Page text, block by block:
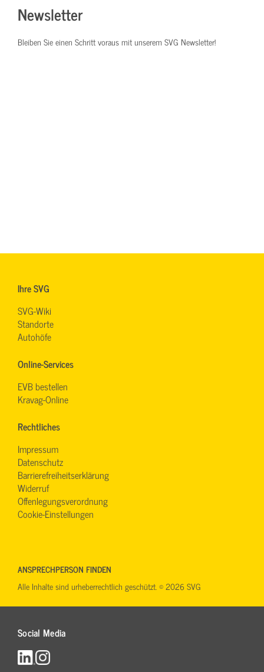
Newsletter
Bleiben Sie einen Schritt voraus mit unserem SVG Newsletter!
Ihre SVG
SVG-Wiki
Standorte
Autohöfe
Online-Services
EVB bestellen
Kravag-Online
Rechtliches
Impressum
Datenschutz
Barrierefreiheitserklärung
Widerruf
Offenlegungsverordnung
Cookie-Einstellungen
Social Media
ANSPRECHPERSON FINDEN
Alle Inhalte sind urheberrechtlich geschützt. © 2026 SVG